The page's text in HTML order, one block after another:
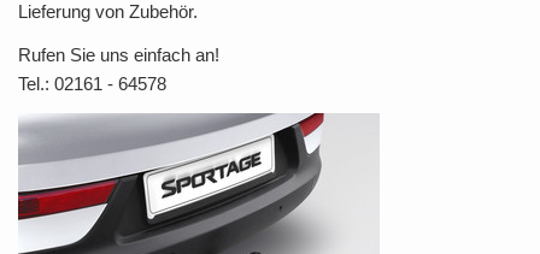
Lieferung von Zubehör.
Rufen Sie uns einfach an!
Tel.: 02161 - 64578